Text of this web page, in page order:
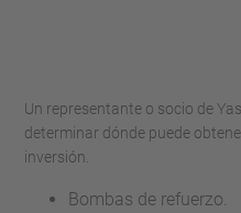
Un representante o socio de
determinar dónde puede
inversión.
Bombas de refuerzo.